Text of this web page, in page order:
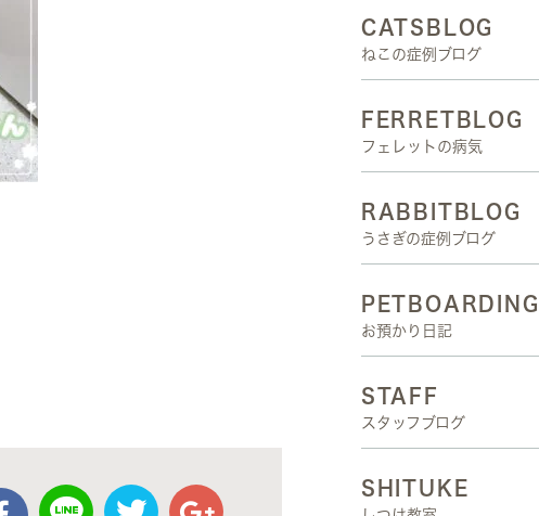
CATSBLOG
ねこの症例ブログ
FERRETBLOG
フェレットの病気
RABBITBLOG
うさぎの症例ブログ
PETBOARDING
お預かり日記
STAFF
スタッフブログ
SHITUKE